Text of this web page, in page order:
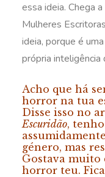
essa ideia. Chega
Mulheres
ideia, porque é
própria inteligência
Acho que há
horror na tua
Disse isso no
Escuridão,
género, mas
Gostava muito
horror teu.